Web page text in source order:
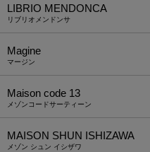
LIBRIO MENDONCA
リブリオメンドンサ
Magine
マージン
Maison code 13
メゾンコードサーティーン
MAISON SHUN ISHIZAWA
メゾン シュン イシザワ